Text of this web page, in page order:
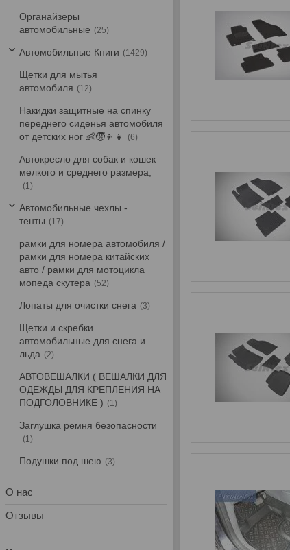
Органайзеры
автомобильные
25
Автомобильные Книги 1429
Щетки для мытья
автомобиля
12
Накидки защитные на спинку
переднего сиденья автомобиля
от детских ног 👶🧒👦👧
6
Автокресло для собак и кошек
мелкого и среднего размера,
1
Автомобильные чехлы -
тенты
17
рамки для номера автомобиля /
рамки для номера китайских
авто / рамки для мотоцикла
мопеда скутера
52
Лопаты для очистки снега 3
Щетки и скребки
автомобильные для снега и
льда
2
АВТОВЕШАЛКИ ( ВЕШАЛКИ ДЛЯ
ОДЕЖДЫ ДЛЯ КРЕПЛЕНИЯ НА
ПОДГОЛОВНИКЕ )
1
Заглушка ремня безопасности
1
Подушки под шею 3
О нас
Отзывы